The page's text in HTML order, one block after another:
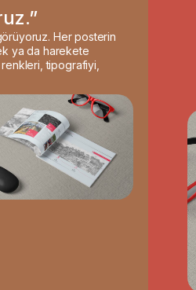
Her posterin
ya da harekete
renkleri, tipografiyi,